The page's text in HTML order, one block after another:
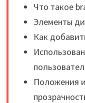
Что такое
Элементы
Как
Положения